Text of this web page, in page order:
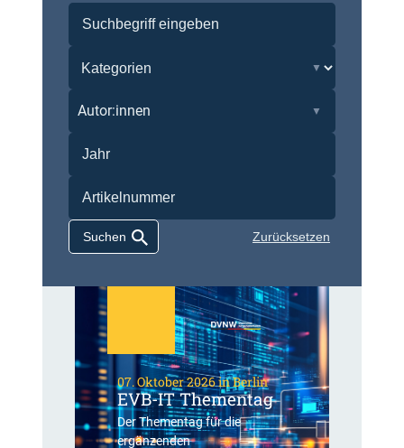
Autor:innen
Zurücksetzen
07. Oktober 2026 in Berlin
EVB-IT Thementag
Der Thementag für die
ergänzenden